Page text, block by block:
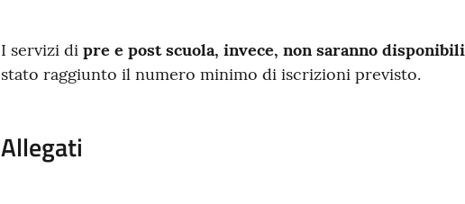
I servizi di pre e post scuola, invece, non saranno disponibili
stato raggiunto il numero minimo di iscrizioni previsto.
Allegati